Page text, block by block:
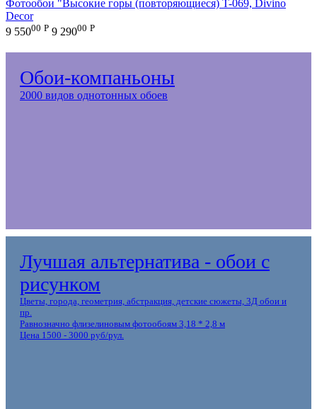
Фотообои "Высокие горы (повторяющиеся) T-069, Divino
Decor
9 55000 Р 9 29000 Р
Обои-компаньоны
2000 видов однотонных обоев
Лучшая альтернатива - обои с
рисунком
Цветы, города, геометрия, абстракция, детские сюжеты, 3Д обои и
пр.
Равнозначно флизелиновым фотообоям 3,18 * 2,8 м
Цена 1500 - 3000 руб/рул.